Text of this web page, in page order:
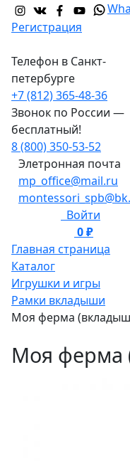
Регистрация
Телефон в Санкт-
петербурге
+7 (812) 365-48-36
Звонок по России —
бесплатный!
8 (800) 350-53-52
Элетронная почта
mp_office@mail.ru
Войти
0 ₽
Главная страница
Каталог
Игрушки и игры
Рамки вкладыши
Моя ферма
Моя ферма